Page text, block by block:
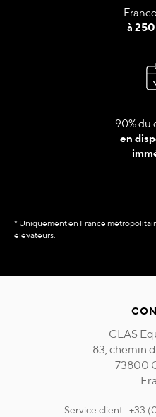
à
90% du
en
* Uniquement en France
élévateurs.
CLAS
83, chemin
73800
Service client : +33